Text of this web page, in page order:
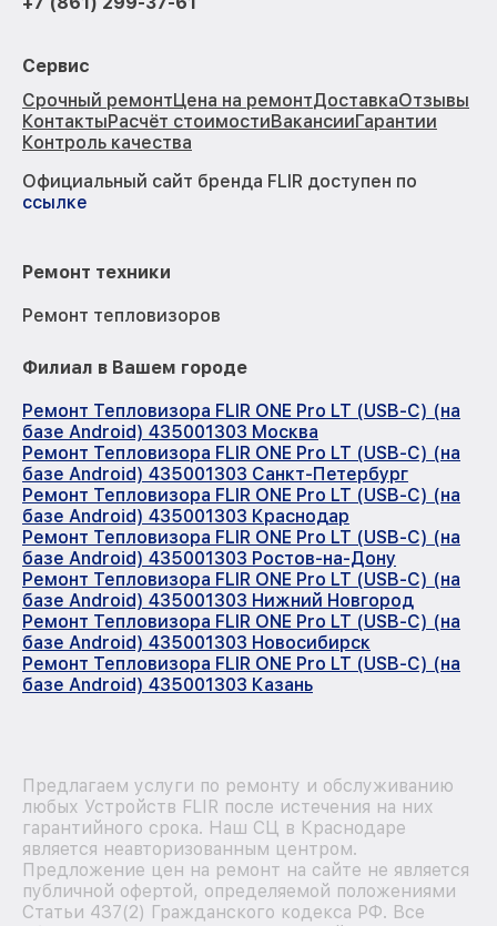
Сервис
Срочный ремонтЦена на ремонтДоставкаОтзывы
КонтактыРасчёт стоимостиВакансииГарантии
Контроль качества
Официальный сайт бренда FLIR доступен по
ссылке
Ремонт техники
Ремонт тепловизоров
Филиал в Вашем городе
Ремонт Тепловизора FLIR ONE Pro LT (USB-C) (на
базе Android) 435001303 Москва
Ремонт Тепловизора FLIR ONE Pro LT (USB-C) (на
базе Android) 435001303 Санкт-Петербург
Ремонт Тепловизора FLIR ONE Pro LT (USB-C) (на
базе Android) 435001303 Краснодар
Ремонт Тепловизора FLIR ONE Pro LT (USB-C) (на
базе Android) 435001303 Ростов-на-Дону
Ремонт Тепловизора FLIR ONE Pro LT (USB-C) (на
базе Android) 435001303 Нижний Новгород
Ремонт Тепловизора FLIR ONE Pro LT (USB-C) (на
базе Android) 435001303 Новосибирск
Ремонт Тепловизора FLIR ONE Pro LT (USB-C) (на
базе Android) 435001303 Казань
Предлагаем услуги по ремонту и обслуживанию
любых Устройств FLIR после истечения на них
гарантийного срока. Наш СЦ в Краснодаре
является неавторизованным центром.
Предложение цен на ремонт на сайте не является
публичной офертой, определяемой положениями
Статьи 437(2) Гражданского кодекса РФ. Все